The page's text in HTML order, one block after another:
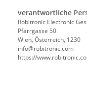
verantwortliche
Robitronic Electronic
Pfarrgasse 50
Wien, Österreich, 1230
info@robitronic.com
https://